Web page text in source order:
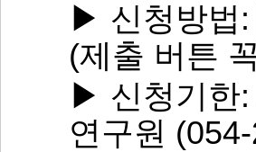
▶ 신청방법:
(제출 버튼
▶ 신청기한:
연구원 (